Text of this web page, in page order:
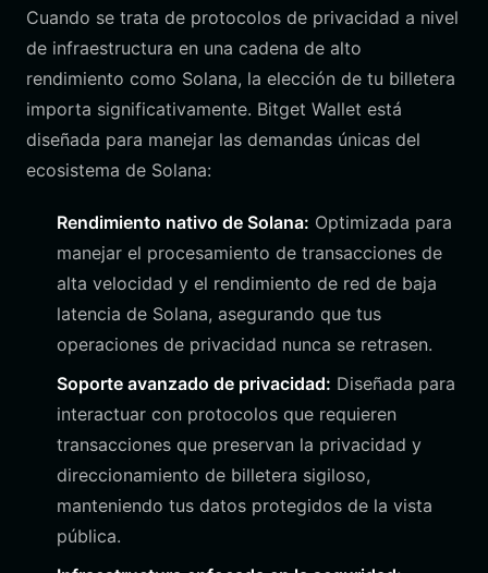
Cuando se trata de protocolos de privacidad a nivel
de infraestructura en una cadena de alto
rendimiento como Solana, la elección de tu billetera
importa significativamente. Bitget Wallet está
diseñada para manejar las demandas únicas del
ecosistema de Solana:
Rendimiento nativo de Solana: Optimizada para
manejar el procesamiento de transacciones de
alta velocidad y el rendimiento de red de baja
latencia de Solana, asegurando que tus
operaciones de privacidad nunca se retrasen.
Soporte avanzado de privacidad: Diseñada para
interactuar con protocolos que requieren
transacciones que preservan la privacidad y
direccionamiento de billetera sigiloso,
manteniendo tus datos protegidos de la vista
pública.